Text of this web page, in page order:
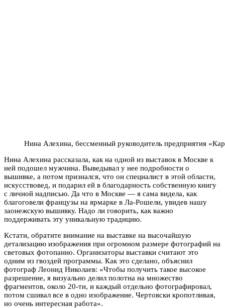
Нина Алехина, бессменный руководитель предприятия
Нина Алехина рассказала, как на одной из выставок в Москве к
ней подошел мужчина. Выведывал у нее подробности о
вышивке, а потом признался, что он специалист в этой области,
искусствовед, и подарил ей в благодарность собственную книгу
с личной надписью. Да что в Москве — я сама видела, как
благоговели французы на ярмарке в Ла-Рошели, увидев нашу
заонежскую вышивку. Надо ли говорить, как важно
поддерживать эту уникальную традицию.
Кстати, обратите внимание на выставке на высочайшую
детализацию изображения при огромном размере фотографий на
световых фотопанно. Организаторы выставки считают это
одним из гвоздей программы. Как это сделано, объяснил
фотограф Леонид Николаев: «Чтобы получить такое высокое
разрешение, я визуально делил полотна на множество
фрагментов, около 20-ти, и каждый отдельно фотографировал,
потом сшивал все в одно изображение. Чертовски кропотливая,
но очень интересная работа».